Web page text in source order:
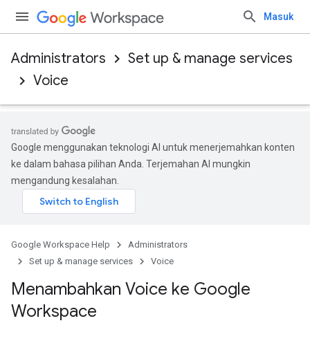
Masuk
Administrators
Set up & manage services
Voice
Google menggunakan teknologi AI untuk menerjemahkan konten
ke dalam bahasa pilihan Anda. Terjemahan AI mungkin
mengandung kesalahan.
Google Workspace Help
Administrators
Set up & manage services
Voice
Menambahkan Voice ke Google
Workspace